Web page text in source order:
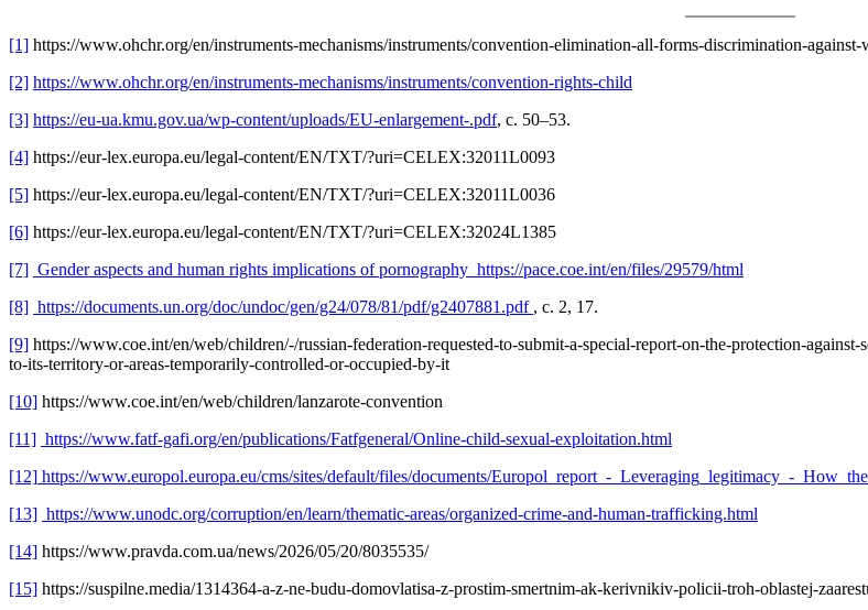
[1] https://www.ohchr.org/en/instruments-mechanisms/instruments/convention-elimination-all-forms-discrimination-against-
[2] https://www.ohchr.org/en/instruments-mechanisms/instruments/convention-rights-child
[3] https://eu-ua.kmu.gov.ua/wp-content/uploads/EU-enlargement-.pdf, с. 50–53.
[4] https://eur-lex.europa.eu/legal-content/EN/TXT/?uri=CELEX:32011L0093
[5] https://eur-lex.europa.eu/legal-content/EN/TXT/?uri=CELEX:32011L0036
[6] https://eur-lex.europa.eu/legal-content/EN/TXT/?uri=CELEX:32024L1385
[7] Gender aspects and human rights implications of pornography https://pace.coe.int/en/files/29579/html
[8] https://documents.un.org/doc/undoc/gen/g24/078/81/pdf/g2407881.pdf , с. 2, 17.
[9] https://www.coe.int/en/web/children/-/russian-federation-requested-to-submit-a-special-report-on-the-protection-
to-its-territory-or-areas-temporarily-controlled-or-occupied-by-it
[10] https://www.coe.int/en/web/children/lanzarote-convention
[11] https://www.fatf-gafi.org/en/publications/Fatfgeneral/Online-child-sexual-exploitation.html
[12] https://www.europol.europa.eu/cms/sites/default/files/documents/Europol_report_-_Leveraging_legitimacy_-
[13] https://www.unodc.org/corruption/en/learn/thematic-areas/organized-crime-and-human-trafficking.html
[14] https://www.pravda.com.ua/news/2026/05/20/8035535/
[15] https://suspilne.media/1314364-a-z-ne-budu-domovlatisa-z-prostim-smertnim-ak-kerivnikiv-policii-troh-oblastej-